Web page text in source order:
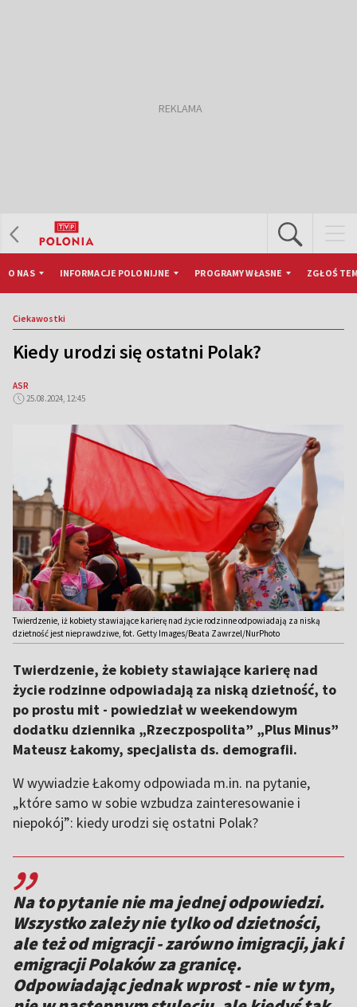
O NAS INFORMACJE POLONIJNE PROGRAMY WŁASNE ZGŁOŚ
Ciekawostki
Kiedy urodzi się ostatni Polak?
ASR
25.08.2024, 12:45
Twierdzenie, iż kobiety stawiające karierę nad życie rodzinne odpowiadają za niską
dzietność jest nieprawdziwe, fot. Getty Images/Beata Zawrzel/NurPhoto
Twierdzenie, że kobiety stawiające karierę nad
życie rodzinne odpowiadają za niską dzietność, to
po prostu mit - powiedział w weekendowym
dodatku dziennika „Rzeczpospolita” „Plus Minus”
Mateusz Łakomy, specjalista ds. demografii.
W wywiadzie Łakomy odpowiada m.in. na pytanie,
„które samo w sobie wzbudza zainteresowanie i
niepokój”: kiedy urodzi się ostatni Polak?
,,
Na to pytanie nie ma jednej odpowiedzi.
Wszystko zależy nie tylko od dzietności,
ale też od migracji - zarówno imigracji, jak i
emigracji Polaków za granicę.
Odpowiadając jednak wprost - nie w tym,